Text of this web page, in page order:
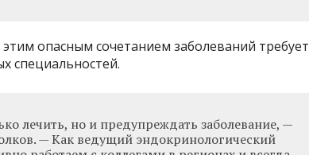
опасным сочетанием заболеваний требует
специальностей.
лечить, но и предупреждать заболевание, —
— Как ведущий эндокринологический